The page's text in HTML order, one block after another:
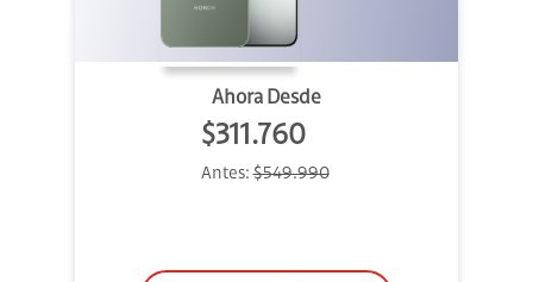
Ahora Desde
$311.760
Antes:$549.990